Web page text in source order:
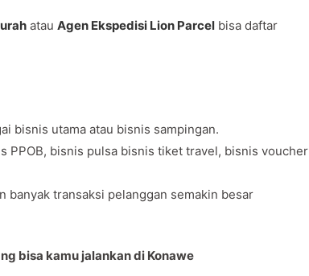
atau Agen Ekspedisi Lion Parcel bisa daftar
bisnis utama atau bisnis sampingan.
PPOB, bisnis pulsa bisnis tiket travel, bisnis voucher
banyak transaksi pelanggan semakin besar
bisa kamu jalankan di Konawe